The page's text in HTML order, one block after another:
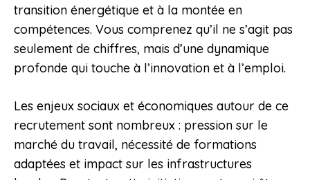
transition énergétique et à la montée en
compétences. Vous comprenez qu’il ne s’agit pas
seulement de chiffres, mais d’une dynamique
profonde qui touche à l’innovation et à l’emploi.
Les enjeux sociaux et économiques autour de ce
recrutement sont nombreux : pression sur le
marché du travail, nécessité de formations
adaptées et impact sur les infrastructures